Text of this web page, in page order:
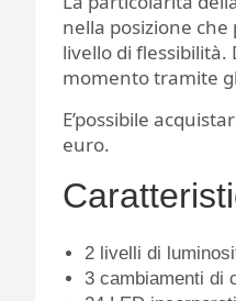
nella posizione
livello di flessibilità.
momento tramite
E’possibile
euro.
2 livelli di
3 cambiamenti di